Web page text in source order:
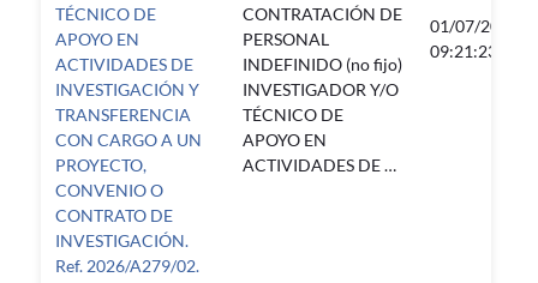
TÉCNICO DE
APOYO EN
ACTIVIDADES DE
INVESTIGACIÓN Y
TRANSFERENCIA
CON CARGO A UN
PROYECTO,
CONVENIO O
CONTRATO DE
INVESTIGACIÓN.
Ref. 2026/A279/02.
CONTRATACIÓN DE
PERSONAL
INDEFINIDO (no fijo)
INVESTIGADOR Y/O
TÉCNICO DE
APOYO EN
ACTIVIDADES DE …
01/07/2026
09:21:23